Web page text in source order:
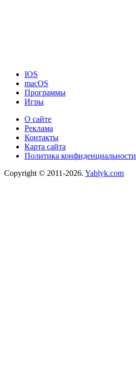
IOS
macOS
Программы
Игры
О сайте
Реклама
Контакты
Карта сайта
Политика конфиденциальности
Copyright © 2011-2026. Yablyk.сom